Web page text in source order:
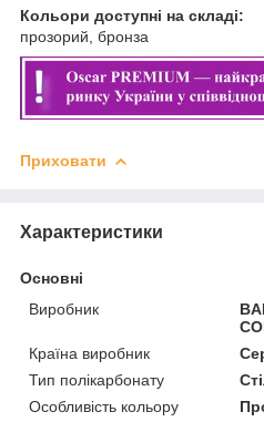
Кольори доступні на складі:
прозорий, бронза
Приховати
Характеристики
Основні
Виробник
Країна виробник
Тип полікарбонату
Особливість кольору